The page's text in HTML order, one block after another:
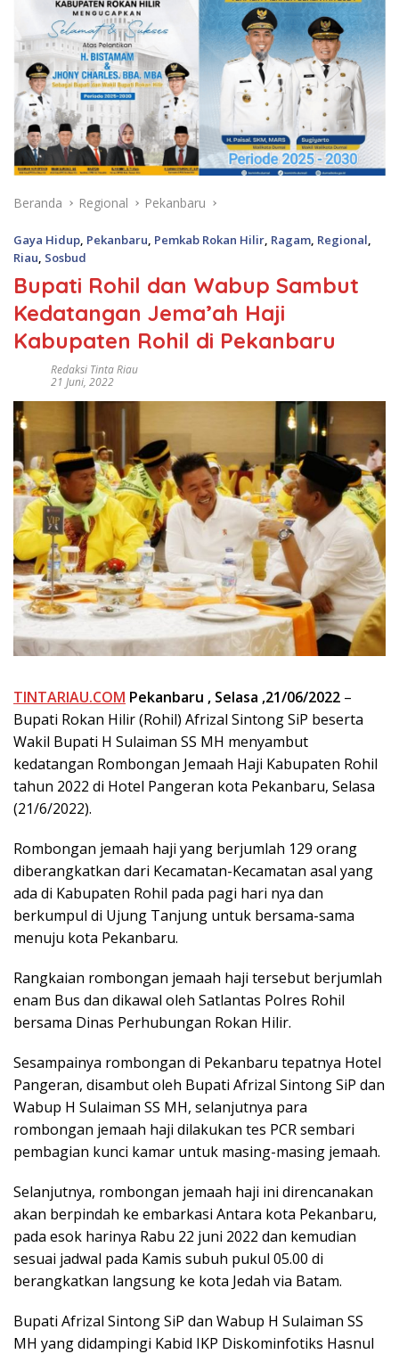
Beranda Regional Pekanbaru
Gaya Hidup Pekanbaru Pemkab Rokan Hilir Ragam Regional
Riau Sosbud
Bupati Rohil dan Wabup Sambut
Kedatangan Jema’ah Haji
Kabupaten Rohil di Pekanbaru
Redaksi Tinta Riau
21 Juni, 2022
TINTARIAU.COM Pekanbaru , Selasa ,21/06/2022 –
Bupati Rokan Hilir (Rohil) Afrizal Sintong SiP beserta
Wakil Bupati H Sulaiman SS MH menyambut
kedatangan Rombongan Jemaah Haji Kabupaten Rohil
tahun 2022 di Hotel Pangeran kota Pekanbaru, Selasa
(21/6/2022).
Rombongan jemaah haji yang berjumlah 129 orang
diberangkatkan dari Kecamatan-Kecamatan asal yang
ada di Kabupaten Rohil pada pagi hari nya dan
berkumpul di Ujung Tanjung untuk bersama-sama
menuju kota Pekanbaru.
Rangkaian rombongan jemaah haji tersebut berjumlah
enam Bus dan dikawal oleh Satlantas Polres Rohil
bersama Dinas Perhubungan Rokan Hilir.
Sesampainya rombongan di Pekanbaru tepatnya Hotel
Pangeran, disambut oleh Bupati Afrizal Sintong SiP dan
Wabup H Sulaiman SS MH, selanjutnya para
rombongan jemaah haji dilakukan tes PCR sembari
pembagian kunci kamar untuk masing-masing jemaah.
Selanjutnya, rombongan jemaah haji ini direncanakan
akan berpindah ke embarkasi Antara kota Pekanbaru,
pada esok harinya Rabu 22 juni 2022 dan kemudian
sesuai jadwal pada Kamis subuh pukul 05.00 di
berangkatkan langsung ke kota Jedah via Batam.
Bupati Afrizal Sintong SiP dan Wabup H Sulaiman SS
MH yang didampingi Kabid IKP Diskominfotiks Hasnul